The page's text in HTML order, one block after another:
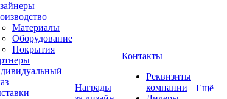
Материалы
Оборудование
Покрытия
Награды
Контакты
Реквизиты
компании
Ещё